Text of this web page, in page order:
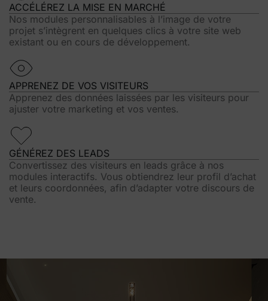
ACCÉLÉREZ LA MISE EN MARCHÉ
Nos modules personnalisables à l’image de votre
projet s’intègrent en quelques clics à votre site web
existant ou en cours de développement.
APPRENEZ DE VOS VISITEURS
Apprenez des données laissées par les visiteurs pour
ajuster votre marketing et vos ventes.
GÉNÉREZ DES LEADS
Convertissez des visiteurs en leads grâce à nos
modules interactifs. Vous obtiendrez leur profil d’achat
et leurs coordonnées, afin d’adapter votre discours de
vente.